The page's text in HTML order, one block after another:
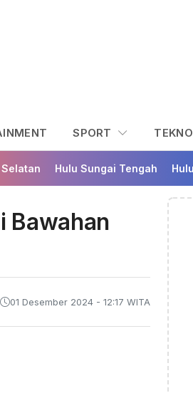
SPORT
Hulu Sungai Tengah
Bawahan
01 Desember 2024 - 12:17 WITA